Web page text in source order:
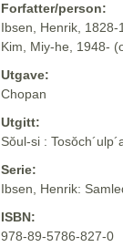
Forfatter/person:
Ibsen, Henrik,
Kim, Miy-he, 1948-
Utgave:
Chopan
Utgitt:
Sŏul-si :
Serie:
Ibsen, Henrik:
ISBN:
978-89-5786-827-0